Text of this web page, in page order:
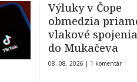
Výluky v Čope
obmedzia
vlakové spojenia
do Mukačeva
08. 08. 2026 | 1 komentár